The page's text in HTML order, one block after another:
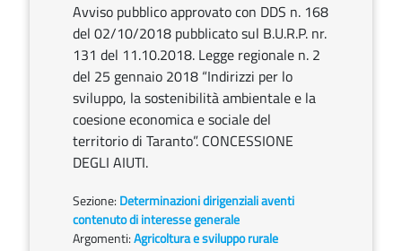
Avviso pubblico approvato con DDS n. 168
del 02/10/2018 pubblicato sul B.U.R.P. nr.
131 del 11.10.2018. Legge regionale n. 2
del 25 gennaio 2018 “Indirizzi per lo
sviluppo, la sostenibilità ambientale e la
coesione economica e sociale del
territorio di Taranto”. CONCESSIONE
DEGLI AIUTI.
Sezione: Determinazioni dirigenziali aventi
contenuto di interesse generale
Argomenti:Agricoltura e sviluppo rurale